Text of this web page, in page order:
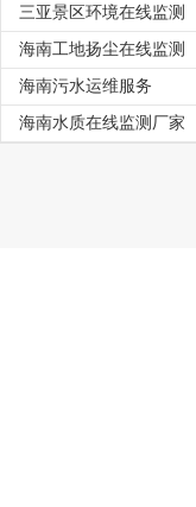
三亚景区环境在线监测
海南工地扬尘在线监测
海南污水运维服务
海南水质在线监测厂家